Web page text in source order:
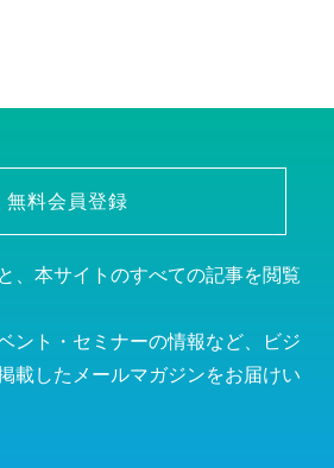
無料会員登録
、本サイトのすべての記事を閲覧
ント・セミナーの情報など、ビジ
載したメールマガジンをお届けい